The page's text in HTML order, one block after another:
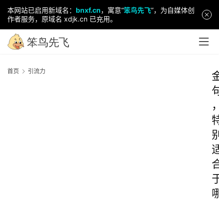
本网站已启用新域名： bnxf.cn，寓意“笨鸟先飞”，为自媒体创
作者服务，原域名 xdjk.cn 已充用。
首页 引流力